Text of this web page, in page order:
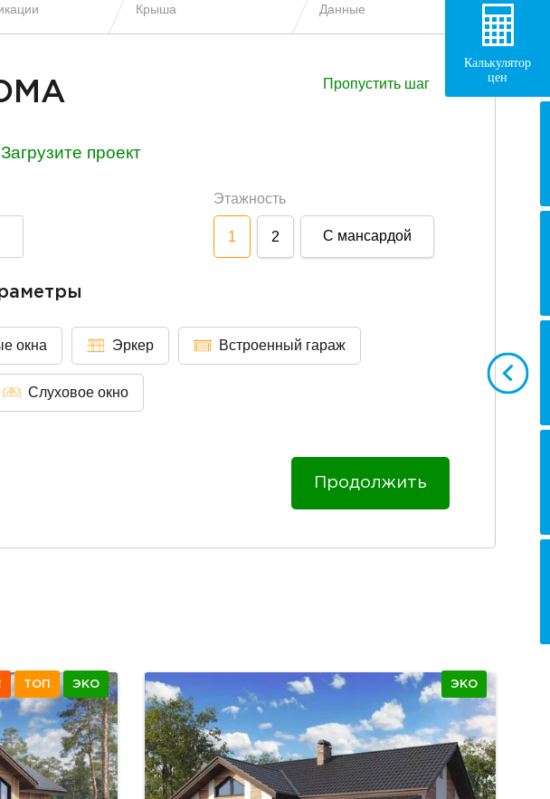
Крыша Данные
Пропустить шаг
Загрузите проект
Этажность
1 2 С мансардой
окна Эркер Встроенный гараж
Слуховое окно
Продолжить
ТОП ЭКО ЭКО
Калькулятор
цен